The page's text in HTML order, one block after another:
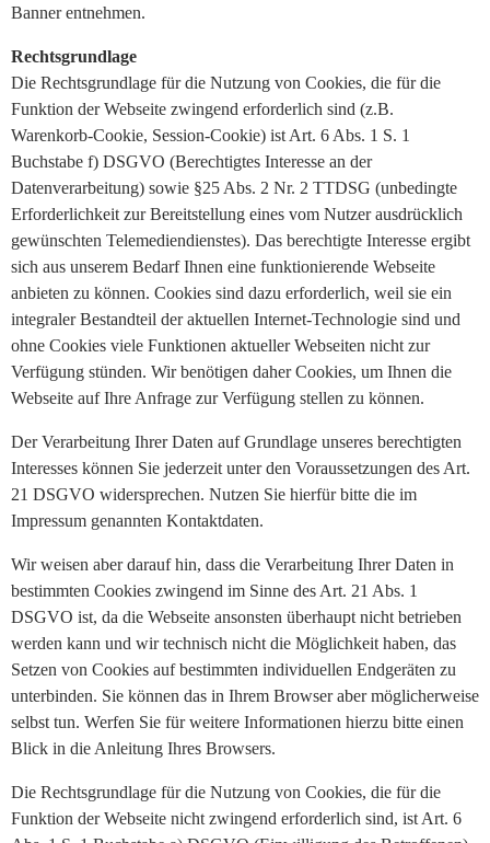
Banner entnehmen.
Rechtsgrundlage
Die Rechtsgrundlage für die Nutzung von Cookies, die für die
Funktion der Webseite zwingend erforderlich sind (z.B.
Warenkorb-Cookie, Session-Cookie) ist Art. 6 Abs. 1 S. 1
Buchstabe f) DSGVO (Berechtigtes Interesse an der
Datenverarbeitung) sowie §25 Abs. 2 Nr. 2 TTDSG (unbedingte
Erforderlichkeit zur Bereitstellung eines vom Nutzer ausdrücklich
gewünschten Telemediendienstes). Das berechtigte Interesse ergibt
sich aus unserem Bedarf Ihnen eine funktionierende Webseite
anbieten zu können. Cookies sind dazu erforderlich, weil sie ein
integraler Bestandteil der aktuellen Internet-Technologie sind und
ohne Cookies viele Funktionen aktueller Webseiten nicht zur
Verfügung stünden. Wir benötigen daher Cookies, um Ihnen die
Webseite auf Ihre Anfrage zur Verfügung stellen zu können.
Der Verarbeitung Ihrer Daten auf Grundlage unseres berechtigten
Interesses können Sie jederzeit unter den Voraussetzungen des Art.
21 DSGVO widersprechen. Nutzen Sie hierfür bitte die im
Impressum genannten Kontaktdaten.
Wir weisen aber darauf hin, dass die Verarbeitung Ihrer Daten in
bestimmten Cookies zwingend im Sinne des Art. 21 Abs. 1
DSGVO ist, da die Webseite ansonsten überhaupt nicht betrieben
werden kann und wir technisch nicht die Möglichkeit haben, das
Setzen von Cookies auf bestimmten individuellen Endgeräten zu
unterbinden. Sie können das in Ihrem Browser aber möglicherweise
selbst tun. Werfen Sie für weitere Informationen hierzu bitte einen
Blick in die Anleitung Ihres Browsers.
Die Rechtsgrundlage für die Nutzung von Cookies, die für die
Funktion der Webseite nicht zwingend erforderlich sind, ist Art. 6